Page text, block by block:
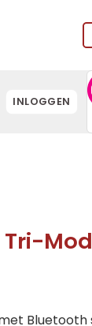
INLOGGEN